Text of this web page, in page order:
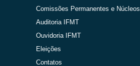
Comissões Permanentes e Núcleos
Auditoria IFMT
Ouvidoria IFMT
Eleições
Contatos